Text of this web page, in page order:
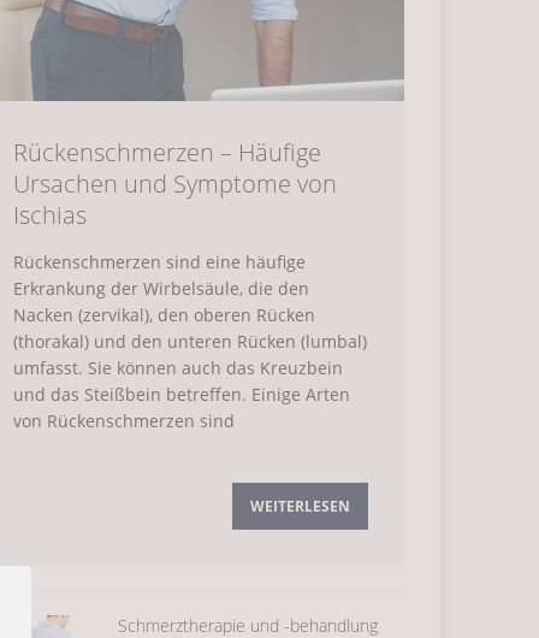
Rückenschmerzen – Häufige
Ursachen und Symptome von
Ischias
Rückenschmerzen sind eine häufige
Erkrankung der Wirbelsäule, die den
Nacken (zervikal), den oberen Rücken
(thorakal) und den unteren Rücken (lumbal)
umfasst. Sie können auch das Kreuzbein
und das Steißbein betreffen. Einige Arten
von Rückenschmerzen sind
WEITERLESEN
Schmerztherapie und -behandlung